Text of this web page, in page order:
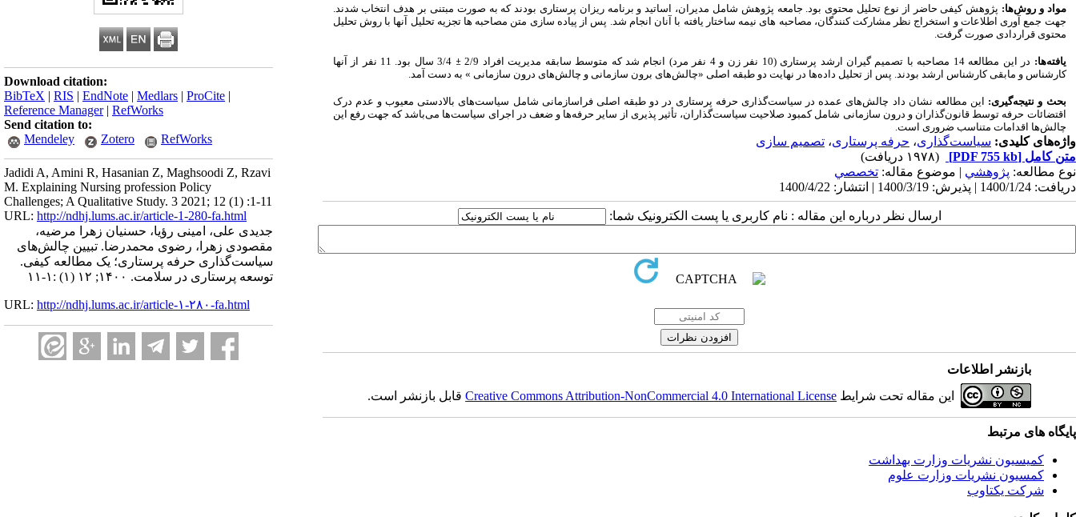
Download citation:
BibTeX | RIS | EndNote | Medlars | ProCite |
Reference Manager| RefWorks
Send citation to:
Mendeley
Zotero RefWorks
Jadidi A, Amini R, Hasanian Z, Maghsoodi Z, Rzavi
M. Explaining Nursing profession Policy
Challenges; A Qualitative Study. 3 2021; 12 (1) :1-11
URL: http://ndhj.lums.ac.ir/article-1-280-fa.html
جدیدی علی، امینی رؤیا، حسنیان زهرا مرضیه،
مقصودی زهرا، رضوی محمدرضا. تبیین چالش‌های
سیاست‌گذاری حرفه پرستاری؛ یک مطالعه کیفی.
توسعه پرستاری در سلامت. ۱۴۰۰; ۱۲ (۱) :۱-۱۱
URL: http://ndhj.lums.ac.ir/article-۱-۲۸۰-fa.html
مواد و روش‌ها: پژوهش کیفی حاضر از نوع تحلیل محتوی بود. جامعه پژوهش شامل مدیران، اساتید و برنامه ریزان پرستاری بودند که به صورت مبتنی بر هدف انتخاب شدند.
جهت جمع آوری اطلاعات و استخراج نظر مشارکت کنندگان، مصاحبه های نیمه ساختار یافته با آنان انجام شد
پس از پیاده سازی متن مصاحبه ها تجزیه تحلیل آنها با روش تحلیل
محتوی قراردادی صورت گرفت.
یافته‌ها: در این مطالعه 14 مصاحبه با تصمیم گیران ارشد پرستاری (10 نفر زن و 4 نفر مرد) انجام شد که متوسط سابقه مدیریت افراد 2/9 ±
3/4 سال بود. 11 نفر از آنها
کارشناس و مابقی کارشناس ارشد بودند. پس از تحلیل داده‌ها در نهایت دو ‌طبقه اصلی «چالش‌های برون سازمانی و چالش‌های درون سازمانی » به دست آمد.
بحث و نتیجه‌گیری: این مطالعه نشان داد چالش‌های عمده در سیاست‌گذاری حرفه پرستاری در دو طبقه اصلی فراسازمانی شامل سیاست‌های بالادستی معیوب و عدم درک
اقتضائات حرفه توسط قانون‌گذاران و درون سازمانی شامل کمبود صلاحیت سیاست‌گذاران، تأثیر پذیری از سایر حرفه‌ها و ضعف در اجرای سیاست‌ها می‌باشد که جهت رفع این
چالش‌ها اقدامات متناسب ضروری است.
واژه‌های کلیدی: سیاست‌گذاری، حرفه پرستاری، تصمیم سازی
متن کامل [PDF 755 kb]
(۱۹۷۸ دریافت)
نوع مطالعه: پژوهشي | موضوع مقاله: تخصصي
دریافت: 1400/1/24 | پذیرش: 1400/3/19 | انتشار: 1400/4/22
ارسال نظر درباره این مقاله : نام کاربری یا پست الکترونیک شما:
بازنشر اطلاعات
این مقاله تحت شرایط Creative Commons Attribution-NonCommercial 4.0 International Licenseقابل بازنشر است.
پایگاه های مرتبط
کمیسیون نشریات وزارت بهداشت
کمسیون نشریات وزارت علوم
شرکت یکتاوب